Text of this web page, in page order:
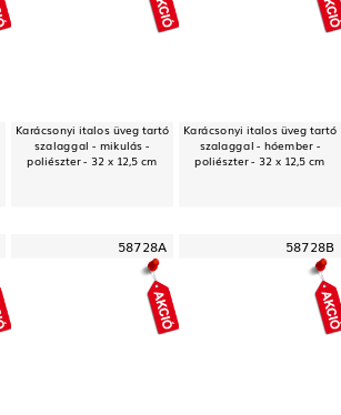
Karácsonyi italos üveg tartó
szalaggal - mikulás -
poliészter - 32 x 12,5 cm
Karácsonyi italos üveg tartó
szalaggal - hóember -
poliészter - 32 x 12,5 cm
58728A 58728B